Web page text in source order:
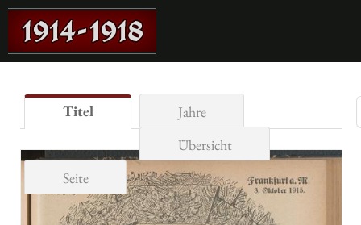
Titel
Jahre
Übersicht
Seite